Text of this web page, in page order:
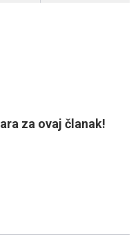
za ovaj članak!